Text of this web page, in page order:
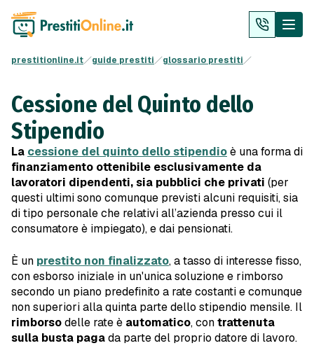
prestitionline.it guide prestiti glossario prestiti
Cessione del Quinto dello
Stipendio
La cessione del quinto dello stipendioè una forma di
finanziamento ottenibile esclusivamente da
lavoratori dipendenti, sia pubblici che privati (per
questi ultimi sono comunque previsti alcuni requisiti, sia
di tipo personale che relativi all’azienda presso cui il
consumatore è impiegato), e dai pensionati.
È un prestito non finalizzato, a tasso di interesse fisso,
con esborso iniziale in un'unica soluzione e rimborso
secondo un piano predefinito a rate costanti e comunque
non superiori alla quinta parte dello stipendio mensile. Il
rimborsodelle rate è automatico, contrattenuta
sulla busta pagada parte del proprio datore di lavoro.